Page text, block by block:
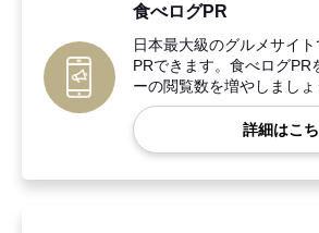
食べログPR
日本最大級のグルメサイ
PRできます。食べログPR
ーの閲覧数を増やしましょ
詳細はこ